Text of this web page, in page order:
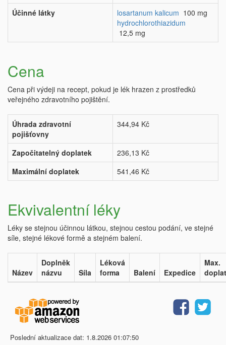
Účinné látky
losartanum kalicum 100 mg
hydrochlorothiazidum
12,5 mg
Cena
Cena při výdeji na recept, pokud je lék hrazen z prostředků
veřejného zdravotního pojištění.
Úhrada zdravotní
pojišťovny
344,94 Kč
Započitatelný doplatek
236,13 Kč
Maximální doplatek
541,46 Kč
Ekvivalentní léky
Léky se stejnou účinnou látkou, stejnou cestou podání, ve stejné
síle, stejné lékové formě a stejném balení.
Název
Doplněk
názvu
Síla
Léková
forma
Balení Expedice
Max.
Poslední aktualizace dat: 1.8.2026 01:07:50